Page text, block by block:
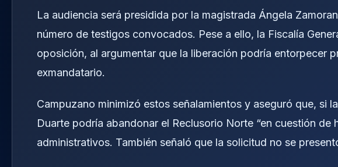
La audiencia será presidida por la magistrada Ángela
número de testigos convocados. Pese a ello, la Fiscalía
oposición, al argumentar que la liberación podría entorpecer
exmandatario.
Campuzano minimizó estos señalamientos y aseguró que, si
Duarte podría abandonar el Reclusorio Norte “en cuestión de
administrativos. También señaló que la solicitud no se